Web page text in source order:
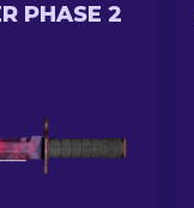
PHASE 2